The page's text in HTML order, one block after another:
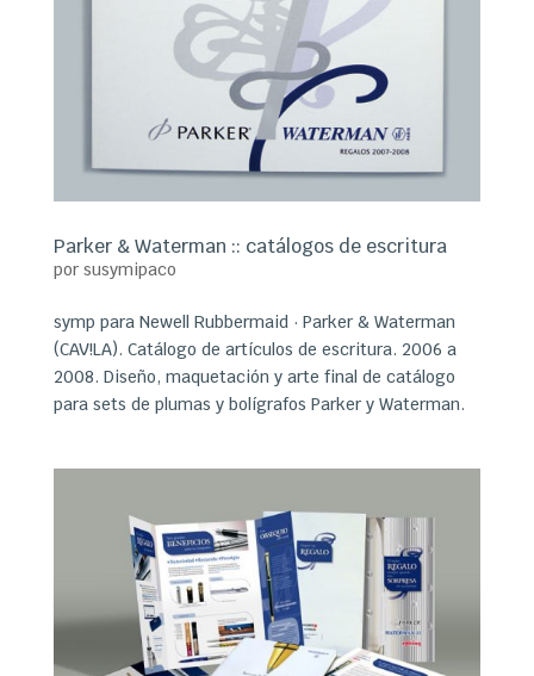
Parker & Waterman :: catálogos de escritura
por susymipaco
symp para Newell Rubbermaid · Parker & Waterman
(CAV!LA). Catálogo de artículos de escritura. 2006 a
2008. Diseño, maquetación y arte final de catálogo
para sets de plumas y bolígrafos Parker y Waterman.